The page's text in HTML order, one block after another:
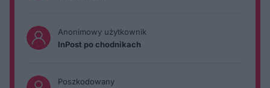
Anonimowy użytkownik
InPost po chodnikach
Poszkodowany